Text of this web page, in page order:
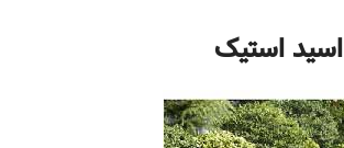
اسید استیک